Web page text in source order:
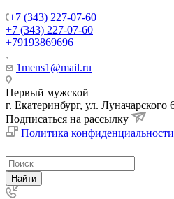
+7 (343) 227-07-60
+7 (343) 227-07-60
+79193869696
1mens1@mail.ru
Первый мужской
г. Екатеринбург, ул. Луначарского
Подписаться на рассылку
Политика конфиденциальности
Найти